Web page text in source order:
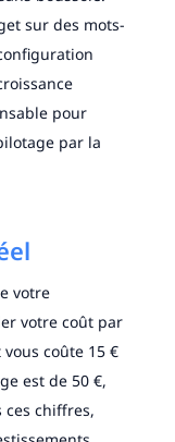
sur des mots-
pour
par la
votre
votre coût par
vous coûte 15 €
est de 50 €,
ces chiffres,